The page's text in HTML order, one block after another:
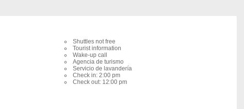
Shuttles not free
Tourist information
Wake-up call
Agencia de turismo
Servicio de lavandería
Check in: 2:00 pm
Check out: 12:00 pm